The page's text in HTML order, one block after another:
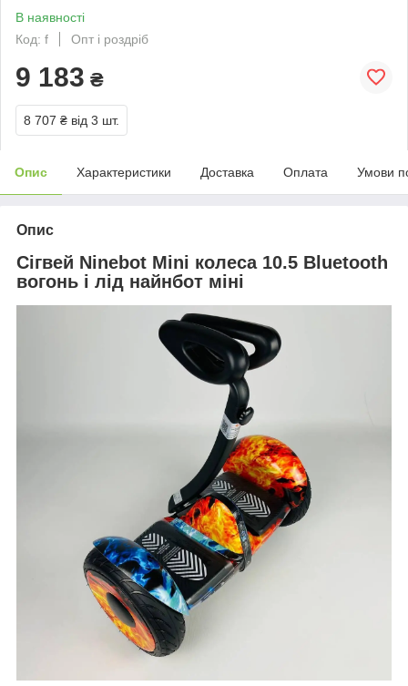
В наявності
Код: f
Опт і роздріб
9 183 ₴
8 707 ₴ від 3 шт.
Опис Характеристики Доставка Оплата Умови
Опис
Сігвей Ninebot Mini колеса 10.5 Bluetooth
вогонь і лід найнбот міні